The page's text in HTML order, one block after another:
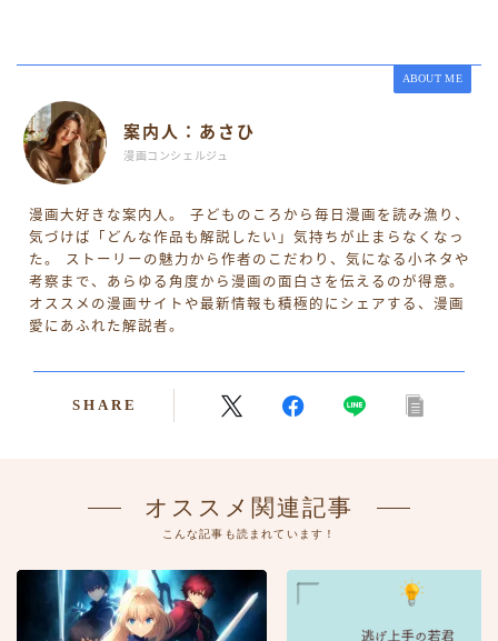
ABOUT ME
案内人：あさひ
漫画コンシェルジュ
漫画大好きな案内人。 子どものころから毎日漫画を読み漁り、
気づけば「どんな作品も解説したい」気持ちが止まらなくなっ
た。 ストーリーの魅力から作者のこだわり、気になる小ネタや
考察まで、あらゆる角度から漫画の面白さを伝えるのが得意。
オススメの漫画サイトや最新情報も積極的にシェアする、漫画
愛にあふれた解説者。
SHARE
オススメ関連記事
こんな記事も読まれています！